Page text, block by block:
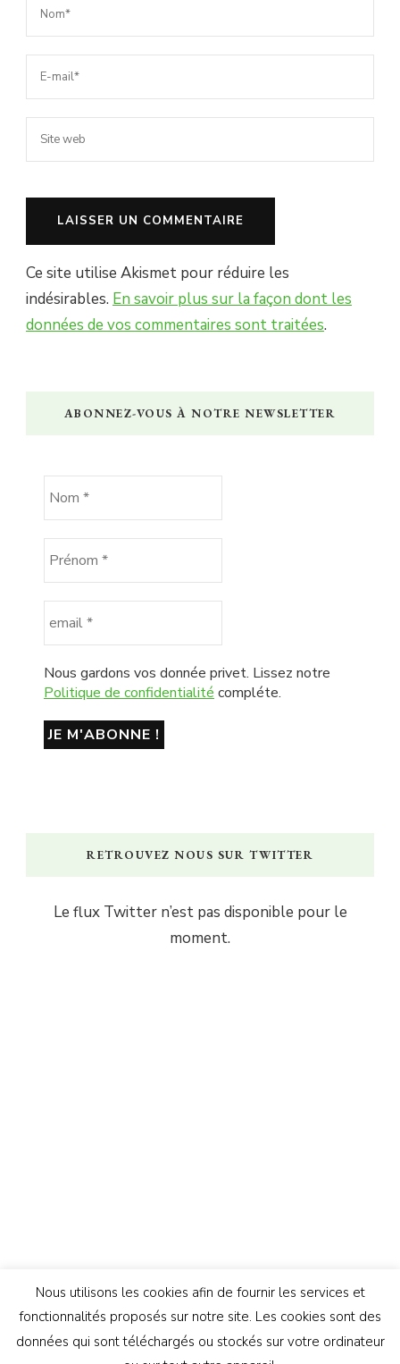
Ce site utilise Akismet pour réduire les
indésirables. En savoir plus sur la façon dont les
données de vos commentaires sont traitées.
ABONNEZ-VOUS À NOTRE NEWSLETTER
Nous gardons vos donnée privet. Lissez notre
Politique de confidentialitécompléte.
RETROUVEZ NOUS SUR TWITTER
Le flux Twitter n’est pas disponible pour le
moment.
Nous utilisons les cookies afin de fournir les services et
fonctionnalités proposés sur notre site. Les cookies sont des
données qui sont téléchargés ou stockés sur votre ordinateur